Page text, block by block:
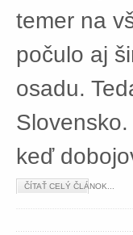
temer na
počulo aj
osadu.
keď
ČÍTAŤ CELÝ ČLÁNOK...